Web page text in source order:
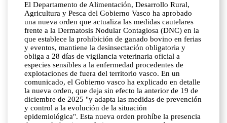
El Departamento de Alimentación, Desarrollo Rural,
Agricultura y Pesca del Gobierno Vasco ha aprobado
una nueva orden que actualiza las medidas cautelares
frente a la Dermatosis Nodular Contagiosa (DNC) en la
que establece la prohibición de ganado bovino en ferias
y eventos, mantiene la desinsectación obligatoria y
obliga a 28 días de vigilancia veterinaria oficial a
especies sensibles a la enfermedad procedentes de
explotaciones de fuera del territorio vasco. En un
comunicado, el Gobierno vasco ha explicado en detalle
la nueva orden, que deja sin efecto la anterior de 19 de
diciembre de 2025 "y adapta las medidas de prevención
y control a la evolución de la situación
epidemiológica". Esta nueva orden prohíbe la presencia